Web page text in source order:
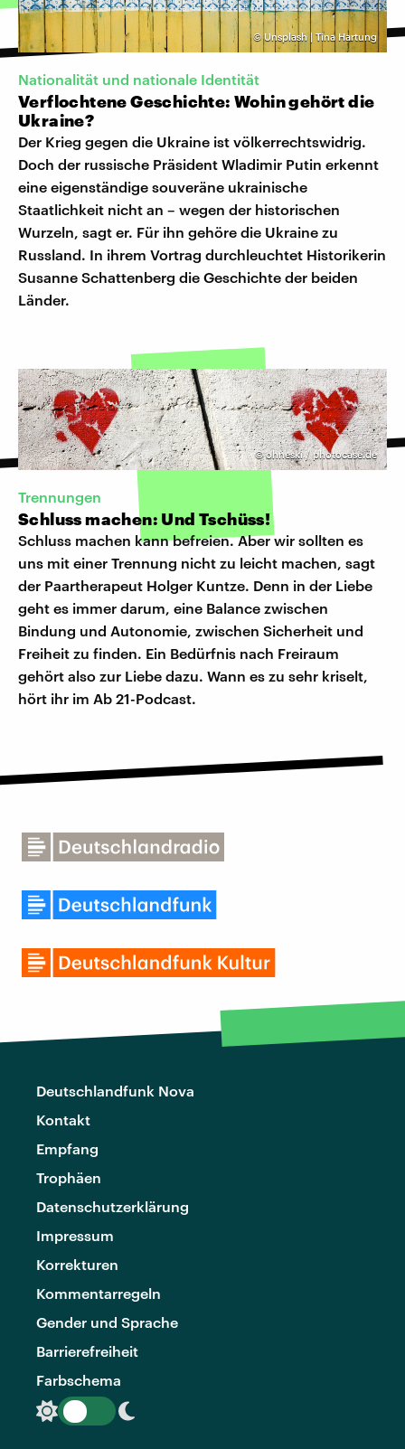
©Unsplash | Tina Hartung
Nationalität und nationale Identität
Verflochtene Geschichte: Wohin gehört die
Ukraine?
Der Krieg gegen die Ukraine ist völkerrechtswidrig.
Doch der russische Präsident Wladimir Putin erkennt
eine eigenständige souveräne ukrainische
Staatlichkeit nicht an – wegen der historischen
Wurzeln, sagt er. Für ihn gehöre die Ukraine zu
Russland. In ihrem Vortrag durchleuchtet Historikerin
Susanne Schattenberg die Geschichte der beiden
Länder.
©ohneski / photocase.de
Trennungen
Schluss machen: Und Tschüss!
Schluss machen kann befreien. Aber wir sollten es
uns mit einer Trennung nicht zu leicht machen, sagt
der Paartherapeut Holger Kuntze. Denn in der Liebe
geht es immer darum, eine Balance zwischen
Bindung und Autonomie, zwischen Sicherheit und
Freiheit zu finden. Ein Bedürfnis nach Freiraum
gehört also zur Liebe dazu. Wann es zu sehr kriselt,
hört ihr im Ab 21-Podcast.
Deutschlandfunk Nova
Kontakt
Empfang
Trophäen
Datenschutzerklärung
Impressum
Korrekturen
Kommentarregeln
Gender und Sprache
Barrierefreiheit
Farbschema